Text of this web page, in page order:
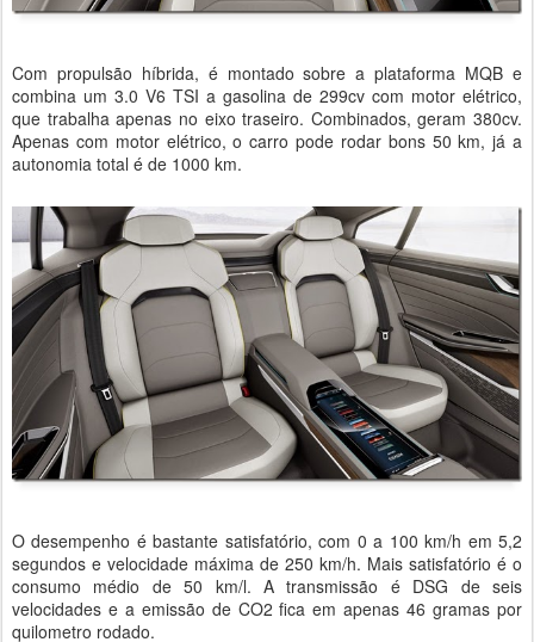
Com propulsão híbrida, é montado sobre a plataforma MQB e
combina um 3.0 V6 TSI a gasolina de 299cv com motor elétrico,
que trabalha apenas no eixo traseiro. Combinados, geram 380cv.
Apenas com motor elétrico, o carro pode rodar bons 50 km, já a
autonomia total é de 1000 km.
O desempenho é bastante satisfatório, com 0 a 100 km/h em 5,2
segundos e velocidade máxima de 250 km/h. Mais satisfatório é o
consumo médio de 50 km/l. A transmissão é DSG de seis
velocidades e a emissão de CO2 fica em apenas 46 gramas por
quilometro rodado.